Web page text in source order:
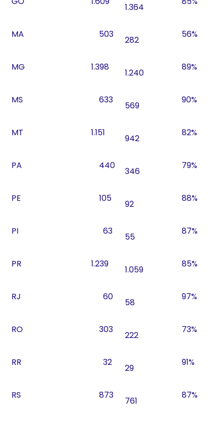
1.364
MA 503
282
56%
MG 1.398
1.240
89%
MS 633
569
90%
MT 1.151
942
82%
PA 440
346
79%
PE 105
92
88%
PI 63
55
87%
PR 1.239
1.059
85%
RJ 60
58
97%
RO 303
222
73%
RR 32
29
91%
RS 873
761
87%